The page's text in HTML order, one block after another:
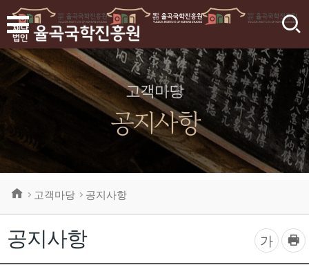
검
고객마당
공지사항
공지사항
고객마당 공지사항
글
자
가
프
린
트